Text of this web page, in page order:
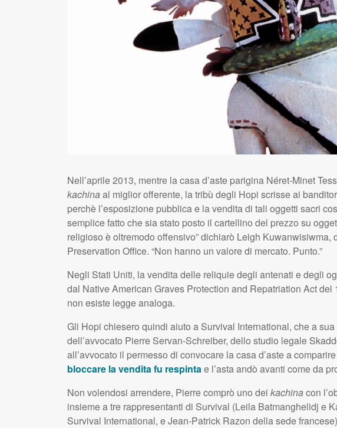
Nell’aprile 2013, mentre la casa d’aste parigina Néret-Minet
kachinaal miglior offerente, la tribù degli Hopi scrisse ai
perchè l’esposizione pubblica e la vendita di tali oggetti sacri
semplice fatto che sia stato posto il cartellino del prezzo su
religioso è oltremodo offensivo” dichiarò Leigh Kuwanwisiwma,
Preservation Office. “Non hanno un valore di mercato. Punto.”
Negli Stati Uniti, la vendita delle reliquie degli antenati e degli
dal Native American Graves Protection and Repatriation Act del
non esiste legge analoga.
Gli Hopi chiesero quindi aiuto a Survival International, che a
dell’avvocato Pierre Servan-Schreiber, dello studio legale
all’avvocato il permesso di convocare la casa d’aste a
bloccare la vendita fu respintae l’asta andò avanti come da
Non volendosi arrendere, Pierre comprò uno dei kachinacon
insieme a tre rappresentanti di Survival (Leila Batmanghelidj e
Survival International, e Jean-Patrick Razon della sede